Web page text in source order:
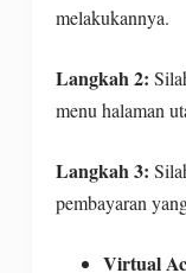
melakukannya.
Langkah 2:
menu halaman
Langkah 3:
pembayaran
Virtual